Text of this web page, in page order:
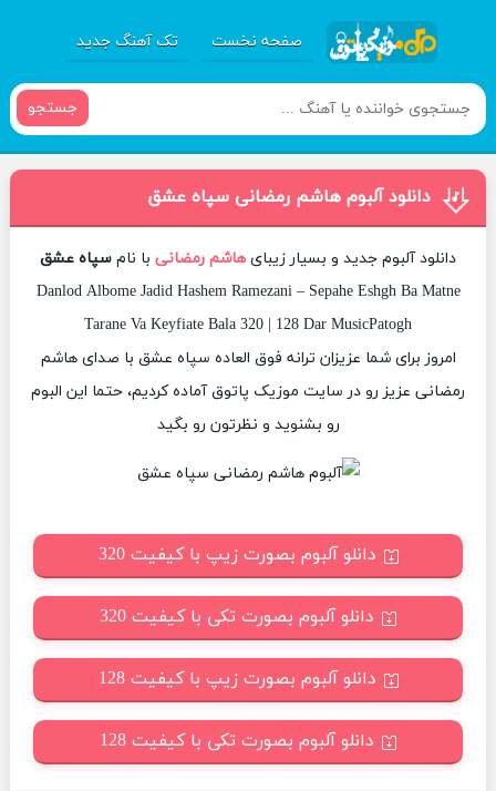
صفحه نخست تک آهنگ جدید
جستجو
دانلود آلبوم هاشم رمضانی سپاه عشق
دانلود آلبوم جدید و بسیار زیبایهاشم رمضانی با نام سپاه عشق
Danlod Albome Jadid Hashem Ramezani – Sepahe Eshgh Ba Matne
Tarane Va Keyfiate Bala 320 | 128 Dar MusicPatogh
امروز برای شما عزیزان ترانه فوق العاده سپاه عشق با صدای هاشم
رمضانی عزیز رو در سایت موزیک پاتوق آماده کردیم، حتما این البوم
رو بشنوید و نظرتون رو بگید
دانلو آلبوم بصورت زیپ با کیفیت 320
دانلو آلبوم بصورت تکی با کیفیت 320
دانلو آلبوم بصورت زیپ با کیفیت 128
دانلو آلبوم بصورت تکی با کیفیت 128